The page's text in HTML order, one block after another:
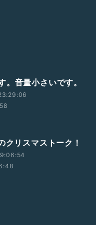
。音量小さいです。
クリスマストーク！